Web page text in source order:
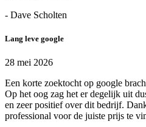
- Dave Scholten
Lang leve google
28 mei 2026
Een korte zoektocht op google
Op het oog zag het er degelijk uit
en zeer positief over dit bedrijf.
professional voor de juiste prijs te